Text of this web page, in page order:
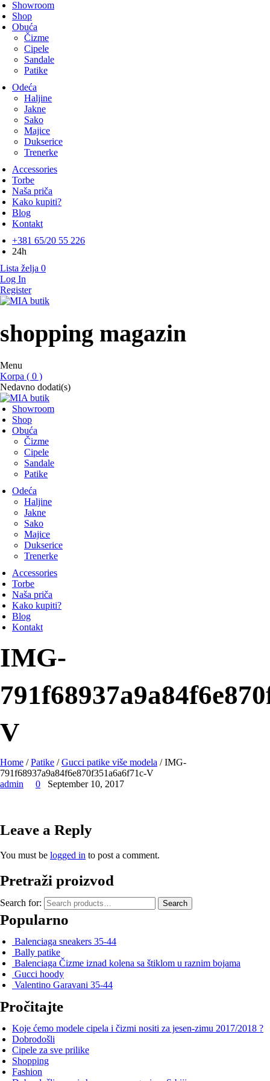
Showroom
Shop
Obuća
Čizme
Cipele
Sandale
Patike
Odeća
Haljine
Jakne
Sako
Majice
Dukserice
Trenerke
Accessories
Torbe
Naša priča
Kako kupiti?
Blog
Kontakt
+381 65/20 55 226
24h
Lista želja 0
Log In
Register
MIA butik
shopping magazin
Menu
Korpa ( 0 )
Nedavno dodati(s)
Showroom
Shop
Obuća
Čizme
Cipele
Sandale
Patike
Odeća
Haljine
Jakne
Sako
Majice
Dukserice
Trenerke
Accessories
Torbe
Naša priča
Kako kupiti?
Blog
Kontakt
IMG-
V
Home /Patike /Gucci patike više modela / IMG-
791f68937a9a84f6e870f351a6a6f71c-V
admin
0 September 10, 2017
Leave a Reply
You must be logged in to post a comment.
Pretraži proizvod
Search for: Search
Popularno
Balenciaga sneakers 35-44
Bally patike
Balenciaga Čizme iznad kolena sa štiklom u raznim bojama
Gucci hoody
Valentino Garavani 35-44
Pročitajte
Koje ćemo modele cipela i čizmi nositi za jesen-zimu 2017/2018 ?
Dobrodošli
Cipele za sve prilike
Shopping
Fashion